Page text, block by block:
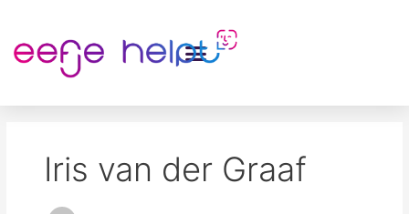
Iris van der Graaf